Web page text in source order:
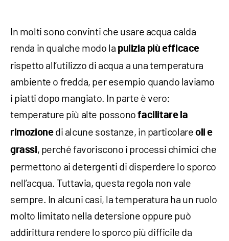
In molti sono convinti che usare acqua calda
renda in qualche modo la pulizia più efficace
rispetto all’utilizzo di acqua a una temperatura
ambiente o fredda, per esempio quando laviamo
i piatti dopo mangiato. In parte è vero:
temperature più alte possonofacilitare la
rimozione di alcune sostanze, in particolare oli e
grassi, perché favoriscono i processi chimici che
permettono ai detergenti di disperdere lo sporco
nell’acqua. Tuttavia, questa regola non vale
sempre. In alcuni casi, la temperatura ha un ruolo
molto limitato nella detersione oppure può
addirittura rendere lo sporco più difficile da